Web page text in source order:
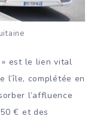
» est le lien vital
l’île, complétée en
l’affluence
€ et des